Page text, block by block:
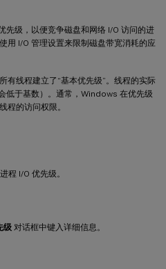
先级，以便竞争磁盘和网络 I/O 访问的进
用 I/O 管理设置来限制磁盘带宽消耗的应
有线程建立了“基本优先级”。线程的实际
低于基数）。通常，Windows 在优先级
程的访问权限。
程 I/O 优先级。
级 对话框中键入详细信息。